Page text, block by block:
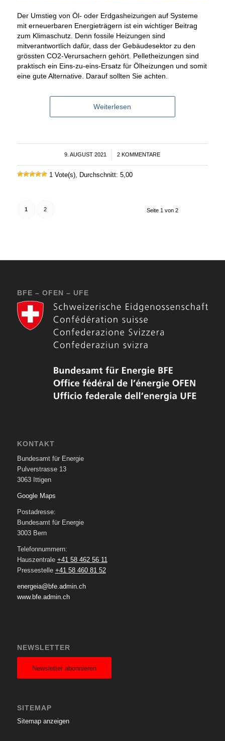
Der Umstieg von Öl- oder Erdgasheizungen auf Systeme
mit erneuerbaren Energieträgern ist ein wichtiger Beitrag
zum Klimaschutz. Denn fossile Heizungen sind
mitverantwortlich dafür, dass der Gebäudesektor zu den
grössten CO2-Verursachern gehört. Pelletheizungen sind
praktisch ein Eins-zu-eins-Ersatz für Ölheizungen und somit
eine gute Alternative. Darauf sollten Sie achten.
Weiterlesen
9. AUGUST 2021
/ 2 KOMMENTARE
1 Vote(s), Durchschnitt: 5,00
Seite 1 von 2
1 2
BFE – OFEN – UFE
KONTAKT
Bundesamt für Energie
Pulverstrasse 13
3063 Ittigen
Google Maps
Postadresse:
Bundesamt für Energie
3003 Bern
Telefonnummern:
Hauszentrale +41 58 462 56 11
Pressestelle +41 58 460 81 52
energeia@bfe.admin.ch
www.bfe.admin.ch
NEWSLETTER
Newsletter abonnieren
SITEMAP
Sitemap anzeigen